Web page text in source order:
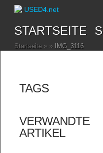
STARTSEITE
Startseite » » IMG_3116
TAGS
VERWANDTE
ARTIKEL